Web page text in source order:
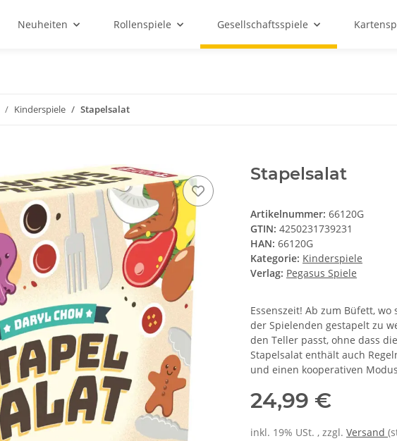
Neuheiten Rollenspiele Gesellschaftsspiele
Kinderspiele Stapelsalat
Stapelsalat
Artikelnummer: 66120G
GTIN: 4250231739231
HAN: 66120G
Kategorie: Kinderspiele
Verlag: Pegasus Spiele
Essenszeit! Ab zum Büfett,
der Spielenden gestapelt zu
den Teller passt, ohne dass
Stapelsalat enthält auch
und einen kooperativen
24,99 €
inkl. 19% USt. , zzgl. Versand